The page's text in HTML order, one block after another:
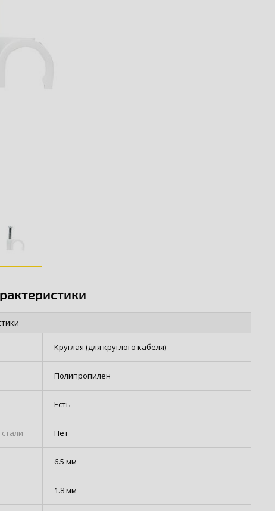
Круглая (для круглого кабеля)
Полипропилен
Есть
Нет
6.5 мм
1.8 мм